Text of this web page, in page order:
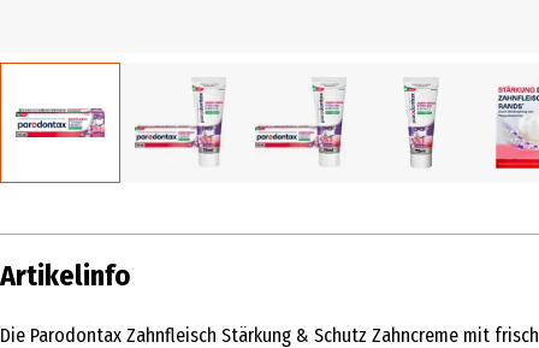
Artikelinfo
Die Parodontax Zahnfleisch Stärkung & Schutz Zahncreme mit